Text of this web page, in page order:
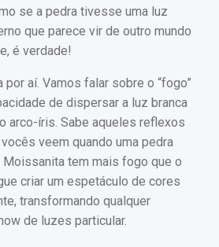
se a pedra tivesse uma luz
que parece vir de outro mundo
é verdade!
por aí. Vamos falar sobre o “fogo”
de dispersar a luz branca
arco-íris. Sabe aqueles reflexos
veem quando uma pedra
Moissanita tem mais fogo que o
criar um espetáculo de cores
transformando qualquer
de luzes particular.